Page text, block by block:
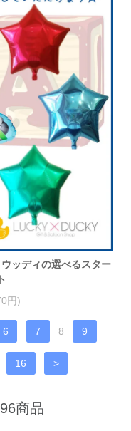
ッディの選べるスター
円)
6 7 8 9
16 >
商品